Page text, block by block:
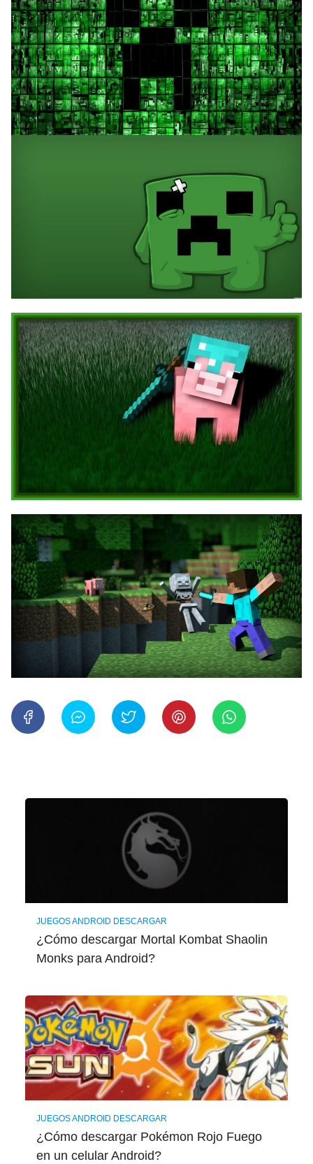
JUEGOS ANDROID DESCARGAR
¿Cómo descargar Mortal Kombat Shaolin
Monks para Android?
JUEGOS ANDROID DESCARGAR
¿Cómo descargar Pokémon Rojo Fuego
en un celular Android?